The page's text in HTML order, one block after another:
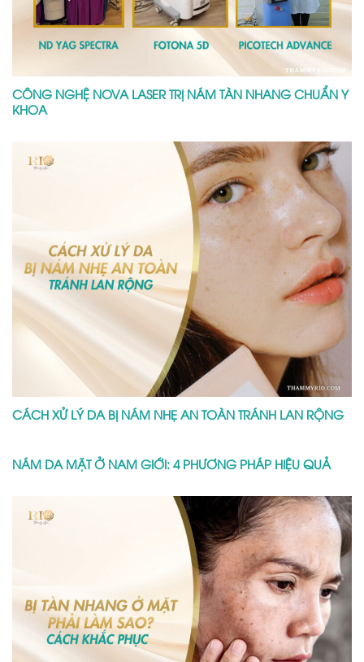
CÔNG NGHỆ NOVA LASER TRỊ NÁM TÀN NHANG CHUẨN Y
KHOA
CÁCH XỬ LÝ DA BỊ NÁM NHẸ AN TOÀN TRÁNH LAN RỘNG
NÁM DA MẶT Ở NAM GIỚI: 4 PHƯƠNG PHÁP HIỆU QUẢ